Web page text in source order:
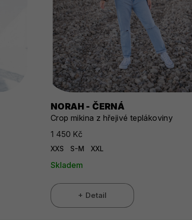
NORAH - ČERNÁ
Crop mikina z hřejivé teplákoviny
1 450 Kč
XXS S-M XXL
Skladem
Detail